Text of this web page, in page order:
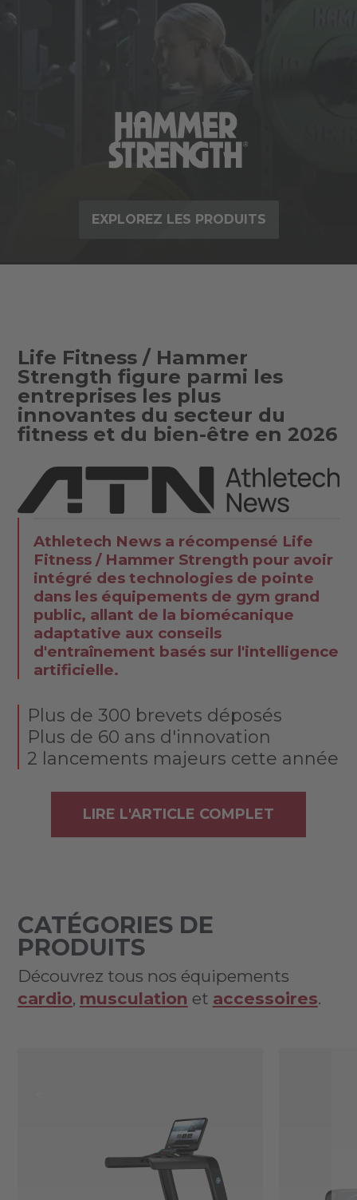
EXPLOREZ LES PRODUITS
Life Fitness / Hammer
Strength figure parmi les
entreprises les plus
innovantes du secteur du
fitness et du bien-être en 2026
Athletech News a récompensé Life
Fitness / Hammer Strength pour avoir
intégré des technologies de pointe
dans les équipements de gym grand
public, allant de la biomécanique
adaptative aux conseils
d'entraînement basés sur l'intelligence
artificielle.
Plus de 300 brevets déposés
Plus de 60 ans d'innovation
2 lancements majeurs cette année
LIRE L'ARTICLE COMPLET
CATÉGORIES DE
PRODUITS
Découvrez tous nos équipements
cardio, musculation et accessoires.